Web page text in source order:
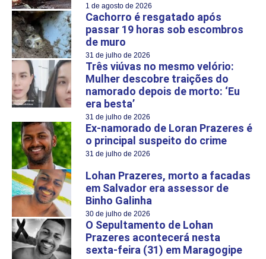
1 de agosto de 2026
Cachorro é resgatado após
passar 19 horas sob escombros
de muro
31 de julho de 2026
Três viúvas no mesmo velório:
Mulher descobre traições do
namorado depois de morto: ‘Eu
era besta’
31 de julho de 2026
Ex-namorado de Loran Prazeres é
o principal suspeito do crime
31 de julho de 2026
Lohan Prazeres, morto a facadas
em Salvador era assessor de
Binho Galinha
30 de julho de 2026
O Sepultamento de Lohan
Prazeres acontecerá nesta
sexta-feira (31) em Maragogipe